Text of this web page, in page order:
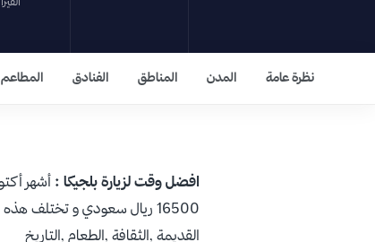
نظرة عامة المدن المناطق الفنادق المطاعم
افضل وقت لزيارة بلجيكا : أشهر
16500 ريال سعودي و تختلف هذه التكلفة تبعاً للمواسم و المصاريف
القديمة ,الثقافة ,الطعام ,التاريخ